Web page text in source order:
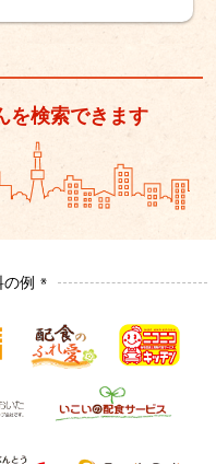
を検索できます
の例 ※